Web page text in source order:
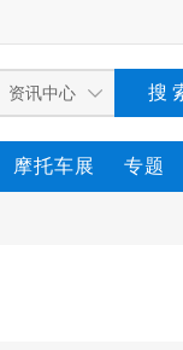
摩托车展 专题